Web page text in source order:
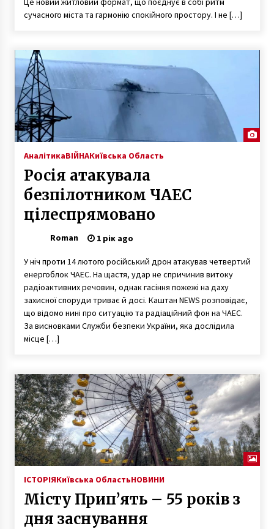
сучасного міста та гармонію спокійного простору. І не […]
АналітикаВІЙНАКиївська Область
Росія атакувала
безпілотником ЧАЕС
цілеспрямовано
Roman 1 рік ago
У ніч проти 14 лютого російський дрон атакував четвертий
енергоблок ЧАЕС. На щастя, удар не спричинив витоку
радіоактивних речовин, однак гасіння пожежі на даху
захисної споруди триває й досі. Каштан NEWS розповідає,
що відомо нині про ситуацію та радіаційний фон на ЧАЕС.
За висновками Служби безпеки України, яка дослідила
місце […]
ІСТОРІЯКиївська ОбластьНОВИНИ
Місту Прип’ять – 55 років з
дня заснування